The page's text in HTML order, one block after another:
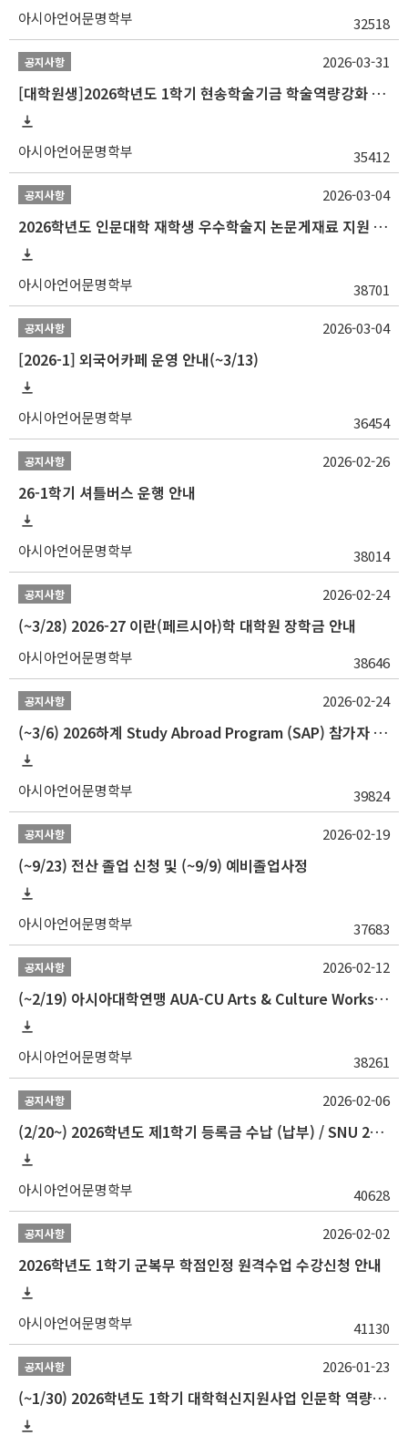
아시아언어문명학부 32518
공지사항
[대학원생]2026학년도 1학기 현송학술기금 학술역량강화 사업 안내
아시아언어문명학부 35412
2026-03-31
공지사항
2026학년도 인문대학 재학생 우수학술지 논문게재료 지원 안내
아시아언어문명학부 38701
2026-03-04
공지사항
[2026-1] 외국어카페 운영 안내(~3/13)
아시아언어문명학부 36454
2026-03-04
공지사항
26-1학기 셔틀버스 운행 안내
아시아언어문명학부 38014
2026-02-26
공지사항
(~3/28) 2026-27 이란(페르시아)학 대학원 장학금 안내
아시아언어문명학부 38646
2026-02-24
공지사항
(~3/6) 2026하계 Study Abroad Program (SAP) 참가자 모집 안내
아시아언어문명학부 39824
2026-02-24
공지사항
(~9/23) 전산 졸업 신청 및 (~9/9) 예비졸업사정
아시아언어문명학부 37683
2026-02-19
공지사항
(~2/19) 아시아대학연맹 AUA-CU Arts & Culture Workshop Camp 2026 참가자 선발 안내
아시아언어문명학부 38261
2026-02-12
공지사항
(2/20~) 2026학년도 제1학기 등록금 수납 (납부) / SNU 26-1 Tuition fee payment notice
아시아언어문명학부 40628
2026-02-06
공지사항
2026학년도 1학기 군복무 학점인정 원격수업 수강신청 안내
아시아언어문명학부 41130
2026-02-02
공지사항
(~1/30) 2026학년도 1학기 대학혁신지원사업 인문학 역량강화 학업지원금 지원 선발 안내(학·석·박사)
2026-01-23